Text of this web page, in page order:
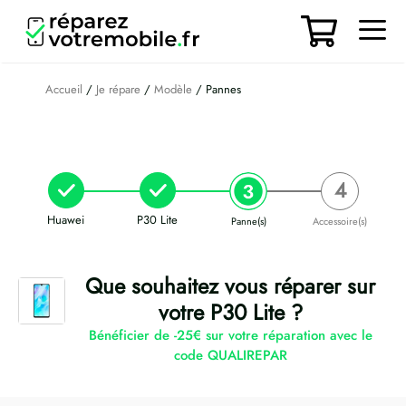
contenu
Accueil / Je répare / Modèle / Pannes
Huawei P30 Lite Panne(s) Accessoire(s)
Que souhaitez vous réparer sur
votre P30 Lite ?
Bénéficier de -25€ sur votre réparation avec le
code QUALIREPAR